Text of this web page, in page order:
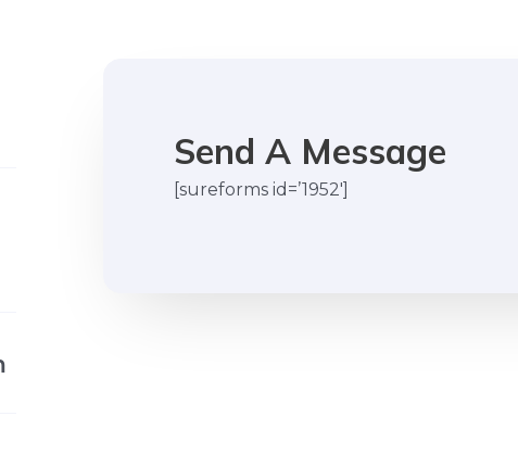
Send A Message
[sureforms id=’1952′]